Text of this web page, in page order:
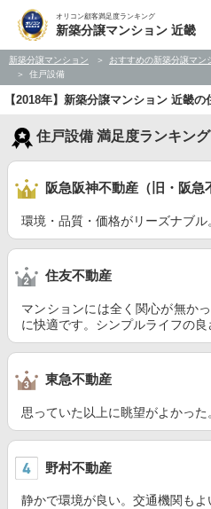
オリコン顧客満足度ランキング
新築分譲マンション 近畿
新築分譲マンション おすすめの新築分譲マン
住戸設備
【2018年】新築分譲マンション 近畿
住戸設備 満足度ランキング
阪急阪神不動産（旧・阪急
環境・品質・価格がリーズナブル
住友不動産
マンションには全く関心が無か
に快適です。シンプルライフの良
東急不動産
思っていた以上に眺望がよかった
野村不動産
静かで環境が良い。交通機関もよ